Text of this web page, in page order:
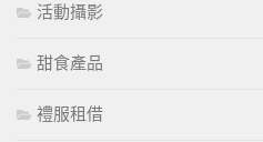
活動攝影
甜食產品
禮服租借